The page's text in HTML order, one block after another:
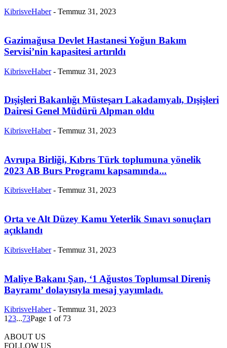
KibrisveHaber - Temmuz 31, 2023
Gazimağusa Devlet Hastanesi Yoğun Bakım
Servisi’nin kapasitesi artırıldı
KibrisveHaber - Temmuz 31, 2023
Dışişleri Bakanlığı Müsteşarı Lakadamyalı, Dışişleri
Dairesi Genel Müdürü Alpman oldu
KibrisveHaber - Temmuz 31, 2023
Avrupa Birliği, Kıbrıs Türk toplumuna yönelik
2023 AB Burs Programı kapsamında...
KibrisveHaber - Temmuz 31, 2023
Orta ve Alt Düzey Kamu Yeterlik Sınavı sonuçları
açıklandı
KibrisveHaber - Temmuz 31, 2023
Maliye Bakanı Şan, ‘1 Ağustos Toplumsal Direniş
Bayramı’ dolayısıyla mesaj yayımladı.
KibrisveHaber - Temmuz 31, 2023
1 23...73Page 1 of 73
ABOUT US
FOLLOW US